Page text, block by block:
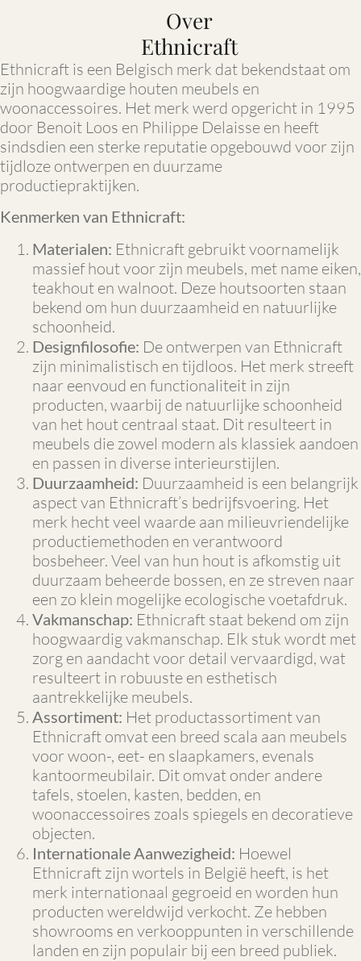
Over
Ethnicraft
Ethnicraft is een Belgisch merk dat bekendstaat om
zijn hoogwaardige houten meubels en
woonaccessoires. Het merk werd opgericht in 1995
door Benoit Loos en Philippe Delaisse en heeft
sindsdien een sterke reputatie opgebouwd voor zijn
tijdloze ontwerpen en duurzame
productiepraktijken.
Kenmerken van Ethnicraft:
Materialen: Ethnicraft gebruikt voornamelijk
massief hout voor zijn meubels, met name eiken,
teakhout en walnoot. Deze houtsoorten staan
bekend om hun duurzaamheid en natuurlijke
schoonheid.
Designfilosofie: De ontwerpen van Ethnicraft
zijn minimalistisch en tijdloos. Het merk streeft
naar eenvoud en functionaliteit in zijn
producten, waarbij de natuurlijke schoonheid
van het hout centraal staat. Dit resulteert in
meubels die zowel modern als klassiek aandoen
en passen in diverse interieurstijlen.
Duurzaamheid: Duurzaamheid is een belangrijk
aspect van Ethnicraft’s bedrijfsvoering. Het
merk hecht veel waarde aan milieuvriendelijke
productiemethoden en verantwoord
bosbeheer. Veel van hun hout is afkomstig uit
duurzaam beheerde bossen, en ze streven naar
een zo klein mogelijke ecologische voetafdruk.
Vakmanschap: Ethnicraft staat bekend om zijn
hoogwaardig vakmanschap. Elk stuk wordt met
zorg en aandacht voor detail vervaardigd, wat
resulteert in robuuste en esthetisch
aantrekkelijke meubels.
Assortiment: Het productassortiment van
Ethnicraft omvat een breed scala aan meubels
voor woon-, eet- en slaapkamers, evenals
kantoormeubilair. Dit omvat onder andere
tafels, stoelen, kasten, bedden, en
woonaccessoires zoals spiegels en decoratieve
objecten.
Internationale Aanwezigheid: Hoewel
Ethnicraft zijn wortels in België heeft, is het
merk internationaal gegroeid en worden hun
producten wereldwijd verkocht. Ze hebben
showrooms en verkooppunten in verschillende
landen en zijn populair bij een breed publiek.